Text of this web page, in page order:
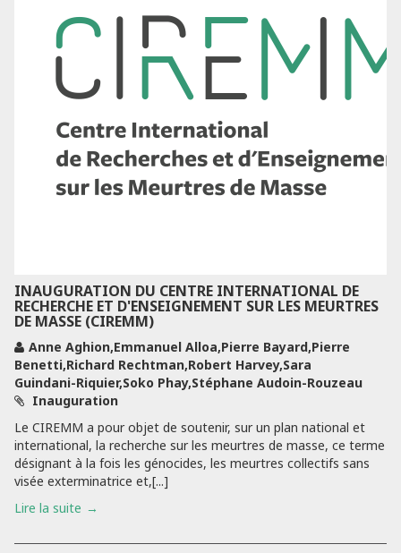
INAUGURATION DU CENTRE INTERNATIONAL DE
RECHERCHE ET D'ENSEIGNEMENT SUR LES MEURTRES
DE MASSE (CIREMM)
Anne Aghion,Emmanuel Alloa,Pierre Bayard,Pierre
Benetti,Richard Rechtman,Robert Harvey,Sara
Guindani-Riquier,Soko Phay,Stéphane Audoin-Rouzeau
Inauguration
Le CIREMM a pour objet de soutenir, sur un plan national et
international, la recherche sur les meurtres de masse, ce terme
désignant à la fois les génocides, les meurtres collectifs sans
visée exterminatrice et,[...]
Lire la suite